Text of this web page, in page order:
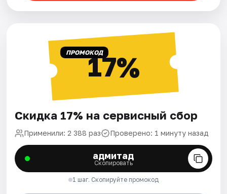
ПРОМОКОД17%
Скидка 17% на сервисный сбор
Применили: 2 388 раз Проверено: 1 минуту назад
адмитад
Скопировать
1 шаг. Скопируйте промокод